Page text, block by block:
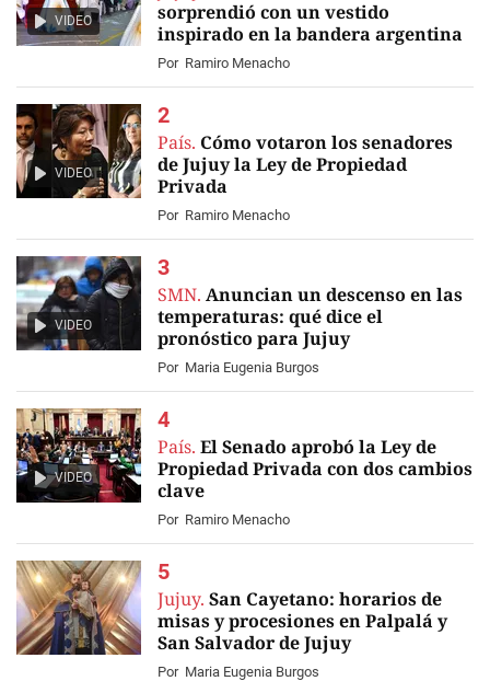
VIDEO
sorprendió con un vestido
inspirado en la bandera argentina
Por Ramiro Menacho
VIDEO
País. Cómo votaron los senadores
de Jujuy la Ley de Propiedad
Privada
Por Ramiro Menacho
VIDEO
SMN. Anuncian un descenso en las
temperaturas: qué dice el
pronóstico para Jujuy
Por Maria Eugenia Burgos
VIDEO
País. El Senado aprobó la Ley de
Propiedad Privada con dos cambios
clave
Por Ramiro Menacho
Jujuy. San Cayetano: horarios de
misas y procesiones en Palpalá y
San Salvador de Jujuy
Por Maria Eugenia Burgos